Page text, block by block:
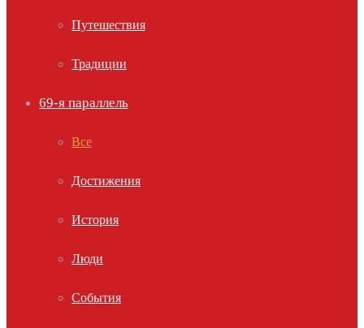
Путешествия
Традиции
69-я параллель
Все
Достижения
История
Люди
События